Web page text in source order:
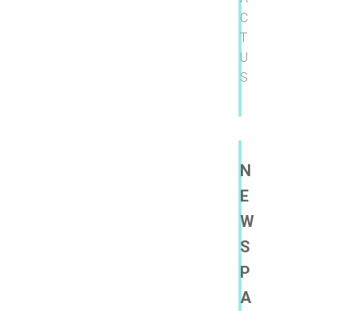
C
T
U
S
N
E
W
S
P
A